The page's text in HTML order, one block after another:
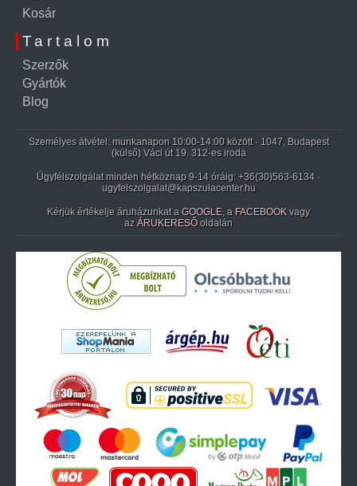
Kosár
Tartalom
Szerzők
Gyártók
Blog
Személyes átvétel: munkanapon 10:00-14:00 között · 1047, Budapest
(külső) Váci út 19. 312-es iroda
Ügyfélszolgálat minden hétköznap 9-14 óráig: +36(30)563-6134 ·
ugyfelszolgalat@kapszulacenter.hu
Kérjük értékelje áruházunkat a GOOGLE, a FACEBOOK vagy
az ÁRUKERESŐ oldalán